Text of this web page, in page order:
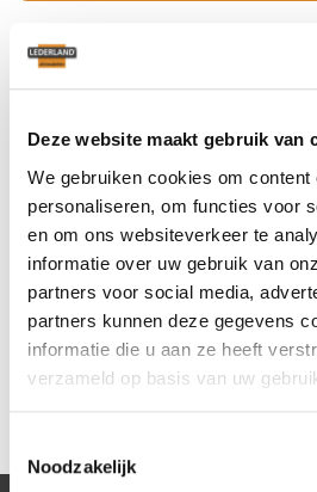
Deze website maakt gebruik van
We gebruiken cookies om content
personaliseren, om functies voor
en om ons websiteverkeer te
informatie over uw gebruik van
partners voor social media,
partners kunnen deze gegevens
informatie die u aan ze heeft
verzameld op basis van uw
Noodzakelijk